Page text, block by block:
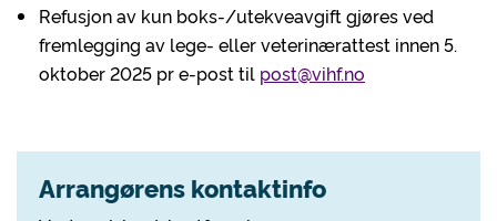
Refusjon av kun boks-/utekveavgift gjøres ved
fremlegging av lege- eller veterinærattest innen 5.
oktober 2025 pr e-post til post@vihf.no
Arrangørens kontaktinfo